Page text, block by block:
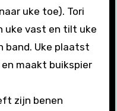
uke toe). Tori
uke vast en tilt uke
band. Uke plaatst
maakt buikspier
zijn benen